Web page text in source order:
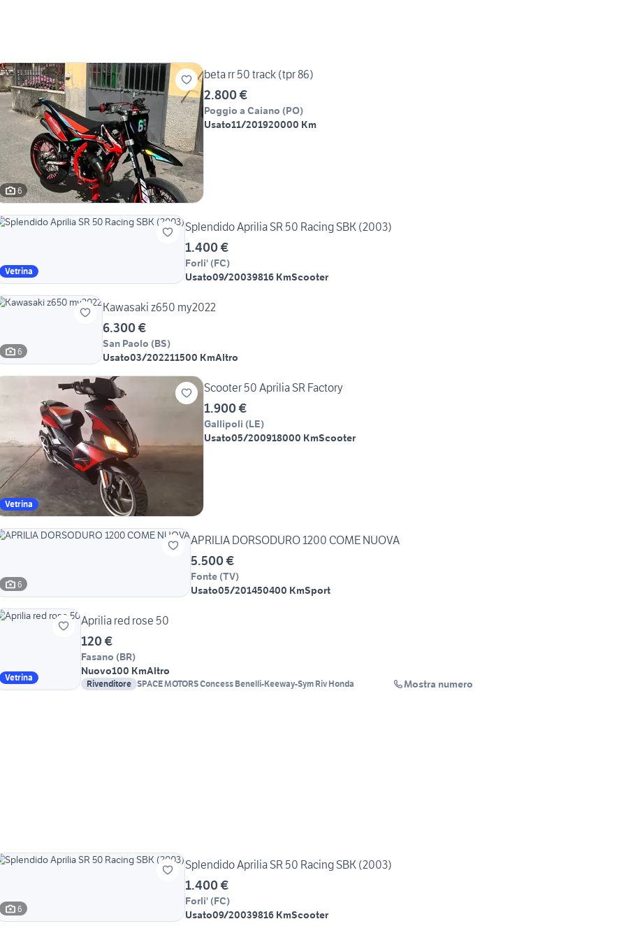
6
beta rr 50 track (tpr 86)
2.800 €
Poggio a Caiano (PO)
Usato11/201920000 Km
Vetrina
Splendido Aprilia SR 50 Racing SBK (2003)
1.400 €
Forli' (FC)
Usato09/20039816 KmScooter
6
Kawasaki z650 my2022
6.300 €
San Paolo (BS)
Usato03/202211500 KmAltro
Vetrina
Scooter 50 Aprilia SR Factory
1.900 €
Gallipoli (LE)
Usato05/200918000 KmScooter
6
APRILIA DORSODURO 1200 COME NUOVA
5.500 €
Fonte (TV)
Usato05/201450400 KmSport
Vetrina
Aprilia red rose 50
120 €
Fasano (BR)
Nuovo100 KmAltro
Rivenditore SPACE MOTORS Concess Benelli-Keeway-Sym Riv Honda Mostra numero
6
Splendido Aprilia SR 50 Racing SBK (2003)
1.400 €
Forli' (FC)
Usato09/20039816 KmScooter